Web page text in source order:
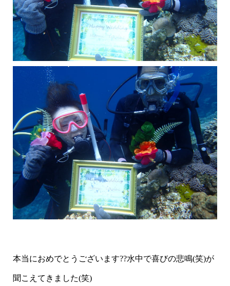
本当におめでとうございます??水中で喜びの悲鳴(笑)が
聞こえてきました(笑)